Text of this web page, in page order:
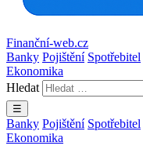
Finanční-web.cz
Banky Pojištění Spotřebitel
Ekonomika
Hledat
☰
Banky Pojištění Spotřebitel
Ekonomika